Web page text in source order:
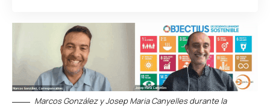
Marcos González y Josep Maria Canyelles durante la